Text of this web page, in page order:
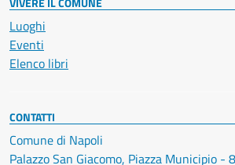
Luoghi
Eventi
Elenco libri
CONTATTI
Comune di Napoli
Palazzo San Giacomo, Piazza Municipio -